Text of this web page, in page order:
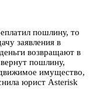
пошлину, то
заявления в
возвращают в
пошлину,
имущество,
юрист Asterisk